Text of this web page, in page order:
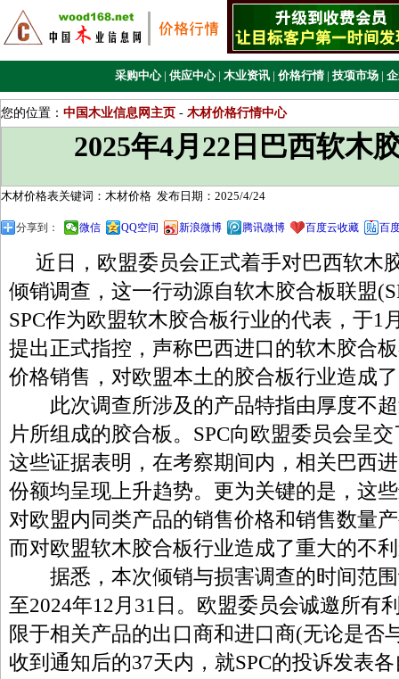
采购中心 | 供应中心 | 木业资讯 | 价格行情 | 技项市场 |
您的位置： 中国木业信息网主页 - 木材价格行情中心
2025年4月22日巴西软木
木材价格表关键词：木材价格 发布日期：2025/4/24
分享到： 微信 QQ空间 新浪微博 腾讯微博 百度云收藏 百
近日，欧盟委员会正式着手对巴西软木
倾销调查，这一行动源自软木胶合板联盟
SPC作为欧盟软木胶合板行业的代表，于1
提出正式指控，声称巴西进口的软木胶合
价格销售，对欧盟本土的胶合板行业造成
此次调查所涉及的产品特指由厚度不超
片所组成的胶合板。SPC向欧盟委员会呈
这些证据表明，在考察期间内，相关巴西
份额均呈现上升趋势。更为关键的是，这
对欧盟内同类产品的销售价格和销售数量
而对欧盟软木胶合板行业造成了重大的不
据悉，本次倾销与损害调查的时间范围
至2024年12月31日。欧盟委员会诚邀所有
限于相关产品的出口商和进口商(无论是否
收到通知后的37天内，就SPC的投诉发表